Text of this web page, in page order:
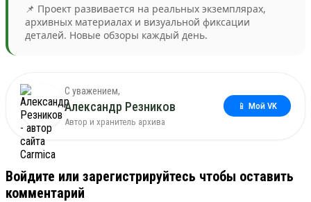
📌 Проект развивается на реальных экземплярах,
архивных материалах и визуальной фиксации
деталей. Новые обзоры каждый день.
С уважением,
Александр Резников
Автор и хранитель архива
📱 Мой VK
Войдите или зарегистрируйтесь чтобы оставить
комментарий